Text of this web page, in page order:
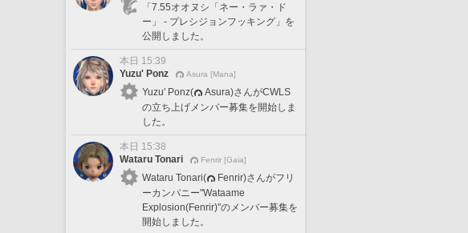
「7.55オオヌシ「ネー・ラァ・ド
ー」 - プレシジョンフッキング」を
公開しました。
本日 15:39
Yuzu' Ponz
Asura [Mana]
Yuzu' Ponz(
Asura)さんがCWLS
の立ち上げメンバー募集を開始しま
した。
本日 15:38
Wataru Tonari
Fenrir [Gaia]
Wataru Tonari(
Fenrir)さんがフリ
ーカンパニー"Wataame
Explosion(Fenrir)"のメンバー募集を
開始しました。